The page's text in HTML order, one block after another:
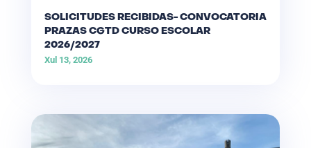
SOLICITUDES RECIBIDAS- CONVOCATORIA
PRAZAS CGTD CURSO ESCOLAR
2026/2027
Xul 13, 2026